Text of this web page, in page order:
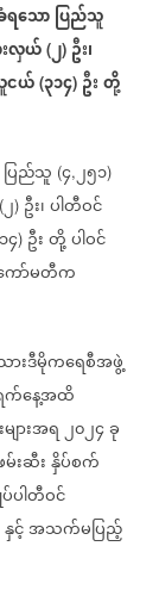
သောပြည်သူ
လှယ် (၂) ဦး၊
ငယ် (၃၁၄) ဦးတို့
ပြည်သူ (၄,၂၅၁)
(၂) ဦး၊ပါတီဝင်
၄) ဦးတို့ပါဝင်
ာ်မတီက
ားဒီမိုကရေစီအဖွဲ့
က်နေ့အထိ
ားအရ၂၀၂၄ခု
းဆီးနှိပ်စက်
ပါတီဝင်
နှင့်အသက်မပြည့်